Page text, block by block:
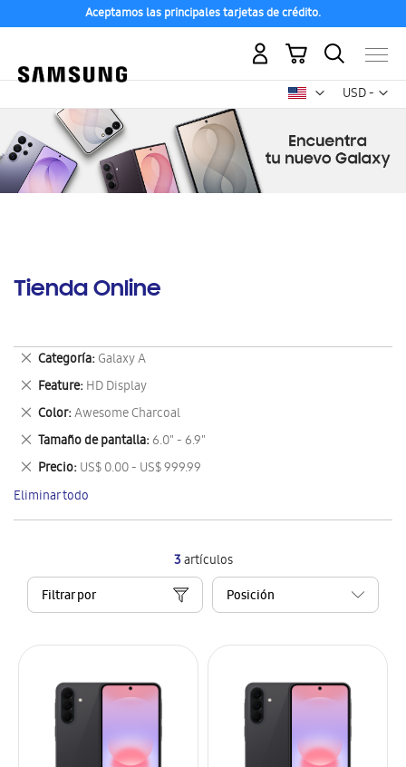
Aceptamos las principales tarjetas de crédito.
USD -
dólar
Mi carrito
Tienda Online
3artículos
Filtrar por
Categoría Galaxy A
Eliminar
este
artículo
Feature HD Display
Eliminar
este
artículo
Color Awesome Charcoal
Eliminar
este
artículo
Tamaño de pantalla 6.0" - 6.9"
Eliminar
este
artículo
Precio US$ 0.00 - US$ 999.99
Eliminar
este
artículo
Eliminar todo